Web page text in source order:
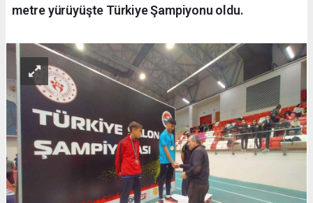
metre yürüyüşte Türkiye Şampiyonu oldu.